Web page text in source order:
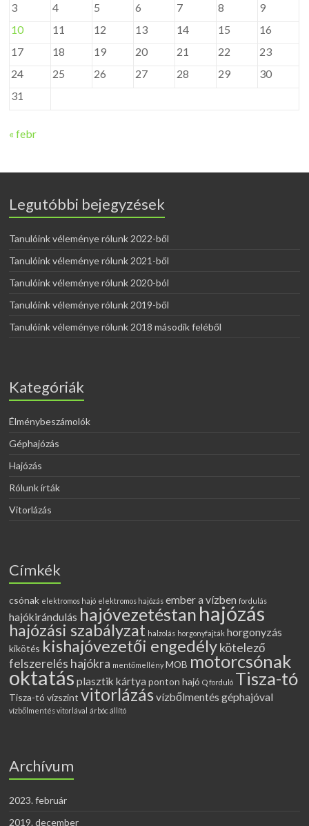
3
4 5 6 7 8
9
10
11 12 13 14 15
16
17
18 19 20 21 22
23
24
25 26 27 28 29
30
31
« febr
Legutóbbi bejegyzések
Tanulóink véleménye rólunk 2022-ből
Tanulóink véleménye rólunk 2021-ből
Tanulóink véleménye rólunk 2020-ból
Tanulóink véleménye rólunk 2019-ből
Tanulóink véleménye rólunk 2018 második feléből
Kategóriák
Élménybeszámolók
Géphajózás
Hajózás
Rólunk írták
Vitorlázás
Címkék
csónak elektromos hajó elektromos hajózás ember a vízben fordulás
hajókirándulás hajóvezetéstan hajózás
hajózási szabályzat halzolás horgonyfajták horgonyzás
kikötés kishajóvezetői engedélykötelező
felszerelés hajókra mentőmellény MOB motorcsónak
oktatás plasztik kártya ponton hajó Q forduló Tisza-tó
Tisza-tó vízszint vitorlázásvízbőlmentés géphajóval
vízbőlmentés vitorlával árbóc állító
Archívum
2023. február
2019. december